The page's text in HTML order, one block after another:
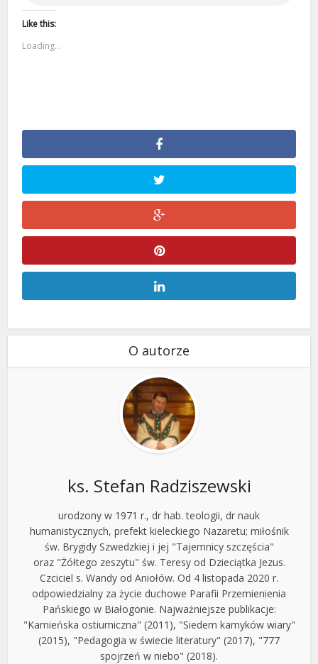
Like this:
Loading...
O autorze
ks. Stefan Radziszewski
urodzony w 1971 r., dr hab. teologii, dr nauk
humanistycznych, prefekt kieleckiego Nazaretu; miłośnik
św. Brygidy Szwedzkiej i jej "Tajemnicy szczęścia"
oraz "Żółtego zeszytu" św. Teresy od Dzieciątka Jezus.
Czciciel s. Wandy od Aniołów. Od 4 listopada 2020 r.
odpowiedzialny za życie duchowe Parafii Przemienienia
Pańskiego w Białogonie. Najważniejsze publikacje:
"Kamieńska ostiumiczna" (2011), "Siedem kamyków wiary"
(2015), "Pedagogia w świecie literatury" (2017), "777
spojrzeń w niebo" (2018).